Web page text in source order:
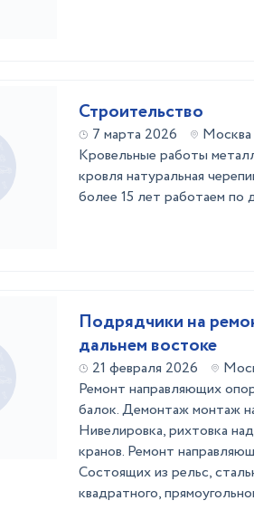
Строительство
7 марта 2026
Москва
Кровельные работы
кровля натуральная
более 15 лет работаем по
Подрядчики на
дальнем востоке
21 февраля 2026
Ремонт направляющих
балок. Демонтаж монтаж
Нивелировка, рихтовка
кранов. Ремонт
Состоящих из рельс,
квадратного,